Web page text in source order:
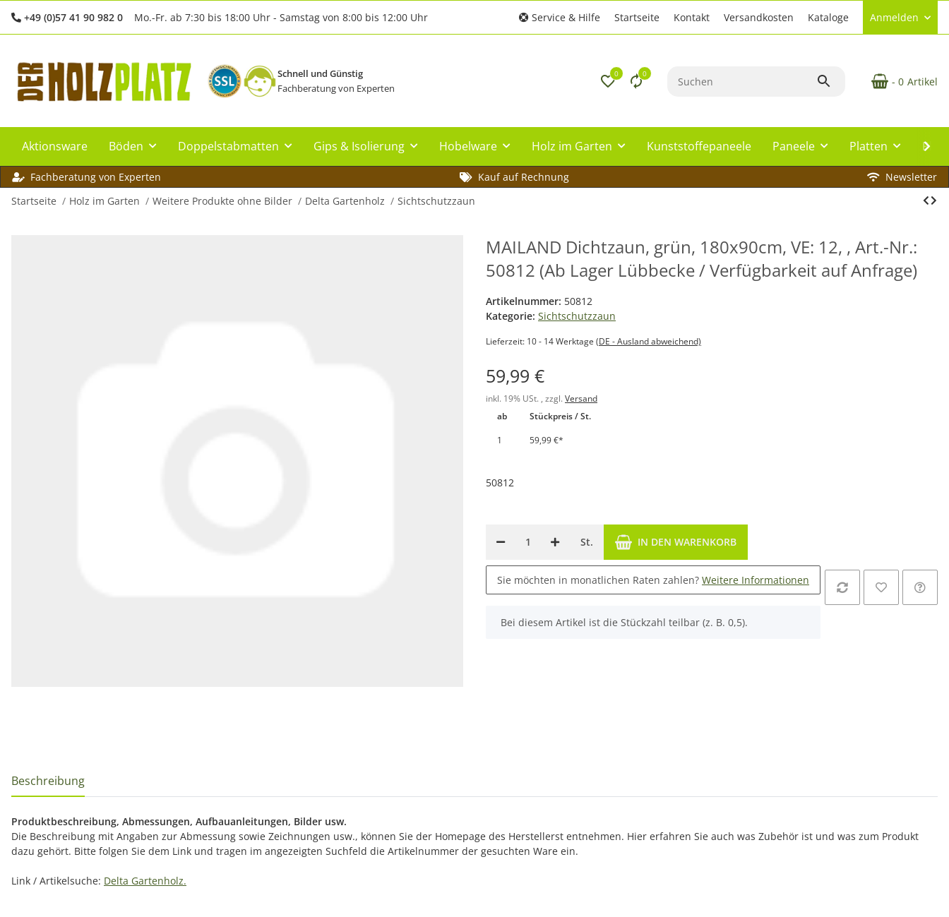
+49 (0)57 41 90 982 0 Mo.-Fr. ab 7:30 bis 18:00 Uhr - Samstag von 8:00 bis 12:00 Uhr Service & Hilfe Startseite Kontakt Versandkosten Kataloge Anmelden
Schnell und Günstig
Fachberatung von Experten
0 0
- 0 Artikel
Aktionsware Böden Doppelstabmatten Gips & Isolierung Hobelware Holz im Garten Kunststoffepaneele Paneele Platten
Fachberatung von Experten Kauf auf Rechnung
Newsletter
Startseite
Holz im Garten Weitere Produkte ohne Bilder Delta Gartenholz Sichtschutzzaun
MAILAND Dichtzaun, grün, 180x90cm, VE: 12, , Art.-Nr.:
50812 (Ab Lager Lübbecke / Verfügbarkeit auf Anfrage)
Artikelnummer: 50812
Kategorie: Sichtschutzzaun
Lieferzeit: 10 - 14 Werktage (DE - Ausland abweichend)
59,99 €
inkl. 19% USt. , zzgl. Versand
ab
Stückpreis / St.
1
59,99 €*
50812
St. IN DEN WARENKORB
Sie möchten in monatlichen Raten zahlen? Weitere Informationen
x
Bei diesem Artikel ist die Stückzahl teilbar (z. B. 0,5).
Beschreibung
Produktbeschreibung, Abmessungen, Aufbauanleitungen, Bilder usw.
Die Beschreibung mit Angaben zur Abmessung sowie Zeichnungen usw., können Sie der Homepage des Herstellerst entnehmen. Hier erfahren Sie auch was Zubehör ist und was zum Produkt
dazu gehört. Bitte folgen Sie dem Link und tragen im angezeigten Suchfeld die Artikelnummer der gesuchten Ware ein.
Link / Artikelsuche: Delta Gartenholz.